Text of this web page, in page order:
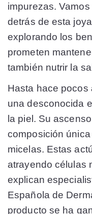
impurezas.
detrás de esta
explorando los
prometen
también nutrir la
Hasta hace pocos
una desconocida
la piel. Su
composición
micelas. Estas
atrayendo células
explican
Española de
producto se ha